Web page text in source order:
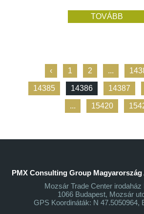
TOVÁBB
‹ 1 2 ...
14385 14386 14387
... 15420
PMX Consulting Group
Mozsár Trade Center irodaház
1066 Budapest, Mozsár
GPS Koordináták: N 47.5050964,